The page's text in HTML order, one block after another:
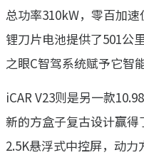
总功率310kW，零百加
锂刀片电池提供了501公
之眼C智驾系统赋予它智
iCAR V23则是另一款
新的方盒子复古设计赢
2.5K悬浮式中控屏，动